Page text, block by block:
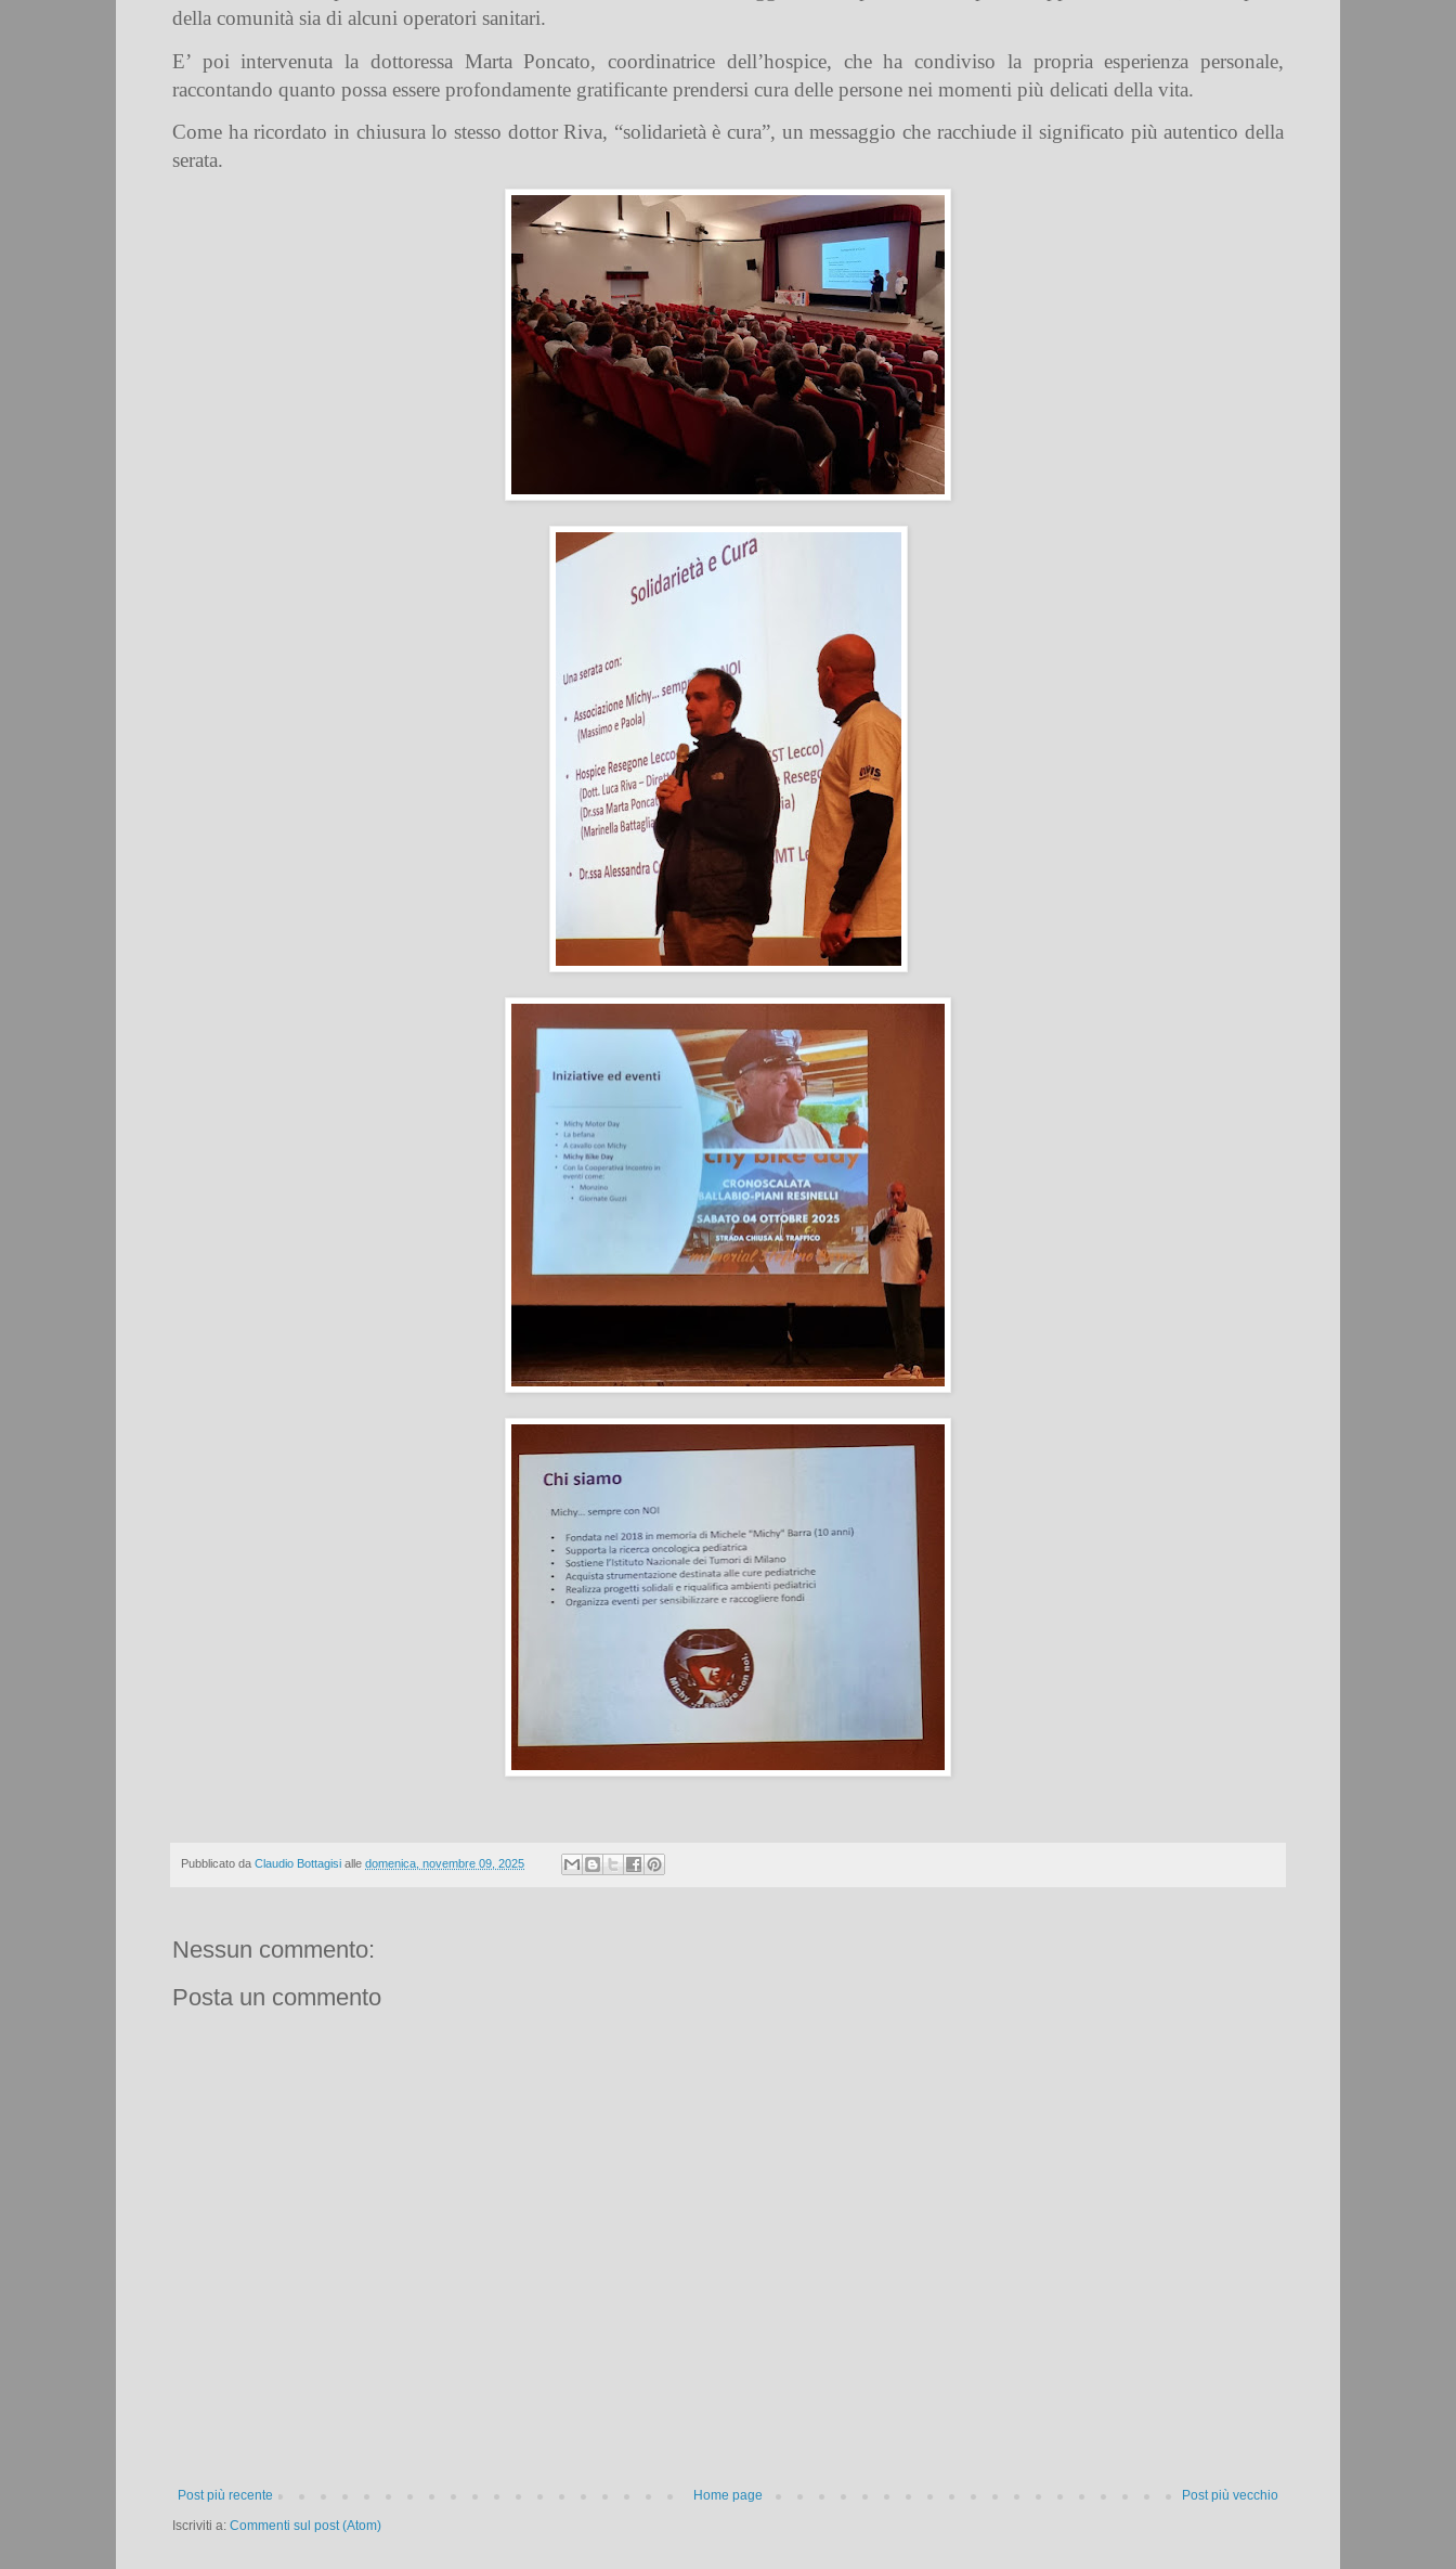
della comunità sia di alcuni operatori sanitari.
E’ poi intervenuta la dottoressa Marta Poncato, coordinatrice dell’hospice, che ha condiviso la propria esperienza personale,
raccontando quanto possa essere profondamente gratificante prendersi cura delle persone nei momenti più delicati della vita.
Come ha ricordato in chiusura lo stesso dottor Riva, “solidarietà è cura”, un messaggio che racchiude il significato più autentico della
serata.
Pubblicato da Claudio Bottagisi alle domenica, novembre 09, 2025
Nessun commento:
Posta un commento
Post più recente Post più vecchio
Home page
Iscriviti a: Commenti sul post (Atom)